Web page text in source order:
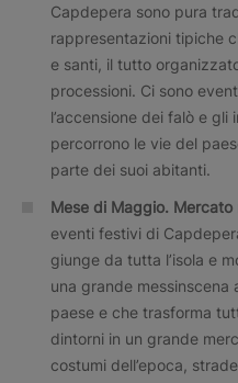
Capdepera sono pura
rappresentazioni tipiche
e santi, il tutto
processioni. Ci sono
l’accensione dei falò e
percorrono le vie del
parte dei suoi abitanti.
Mese di Maggio. Mercato
eventi festivi di
giunge da tutta l’isola e
una grande
paese e che trasforma
dintorni in un grande
costumi dell’epoca,